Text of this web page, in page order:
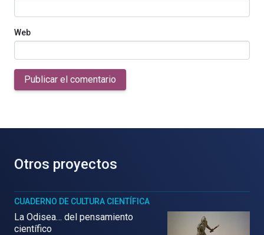
Web
Publicar el comentario
Otros proyectos
CUADERNO DE CULTURA CIENTÍFICA
La Odisea… del pensamiento
científico